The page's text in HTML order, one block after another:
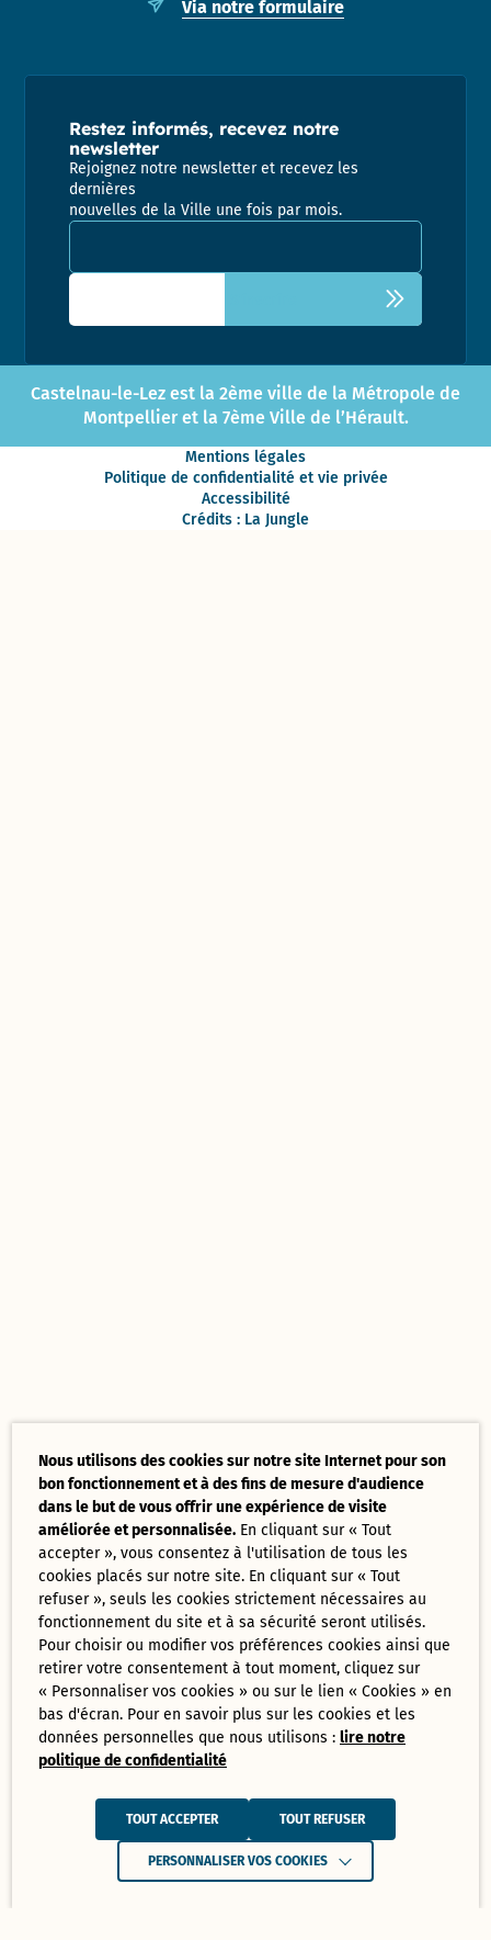
Via notre formulaire
Restez informés, recevez notre
newsletter
Rejoignez notre newsletter et recevez les
dernières
nouvelles de la Ville une fois par mois.
Adresse email pour la newsletter
Castelnau-le-Lez est la 2ème ville de la Métropole de
Montpellier et la 7ème Ville de l’Hérault.
Mentions légales
Politique de confidentialité et vie privée
Accessibilité
Crédits : La Jungle
Nous utilisons des cookies sur notre site Internet pour son
bon fonctionnement et à des fins de mesure d'audience
dans le but de vous offrir une expérience de visite
améliorée et personnalisée. En cliquant sur « Tout
accepter », vous consentez à l'utilisation de tous les
cookies placés sur notre site. En cliquant sur « Tout
refuser », seuls les cookies strictement nécessaires au
fonctionnement du site et à sa sécurité seront utilisés.
Pour choisir ou modifier vos préférences cookies ainsi que
retirer votre consentement à tout moment, cliquez sur
« Personnaliser vos cookies » ou sur le lien « Cookies » en
bas d'écran. Pour en savoir plus sur les cookies et les
données personnelles que nous utilisons :lire notre
politique de confidentialité
TOUT ACCEPTER TOUT REFUSER
PERSONNALISER VOS COOKIES